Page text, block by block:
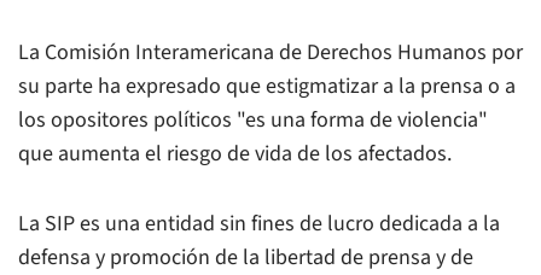
La Comisión Interamericana de Derechos Humanos por
su parte ha expresado que estigmatizar a la prensa o a
los opositores políticos "es una forma de violencia"
que aumenta el riesgo de vida de los afectados.
La SIP es una entidad sin fines de lucro dedicada a la
defensa y promoción de la libertad de prensa y de